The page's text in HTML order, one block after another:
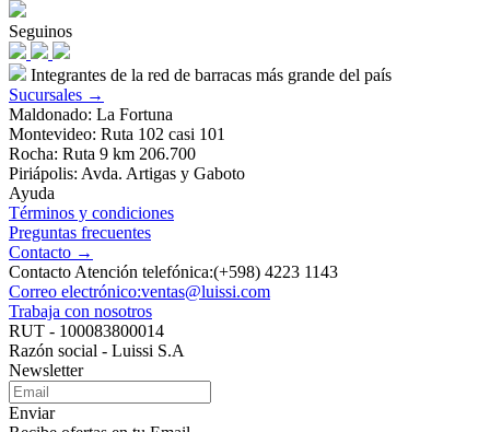
Seguinos
Integrantes de la red de barracas más grande del país
Sucursales →
Maldonado: La Fortuna
Montevideo: Ruta 102 casi 101
Rocha: Ruta 9 km 206.700
Piriápolis: Avda. Artigas y Gaboto
Ayuda
Términos y condiciones
Preguntas frecuentes
Contacto →
Contacto Atención telefónica:(+598) 4223 1143
Correo electrónico:ventas@luissi.com
Trabaja con nosotros
RUT - 100083800014
Razón social - Luissi S.A
Newsletter
Enviar